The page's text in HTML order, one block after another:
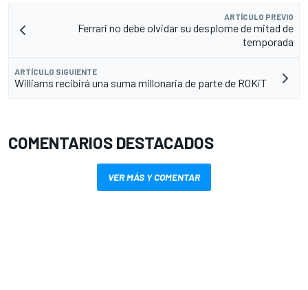
ARTÍCULO PREVIO
Ferrari no debe olvidar su desplome de mitad de
temporada
ARTÍCULO SIGUIENTE
Williams recibirá una suma millonaria de parte de ROKiT
COMENTARIOS DESTACADOS
VER MÁS Y COMENTAR